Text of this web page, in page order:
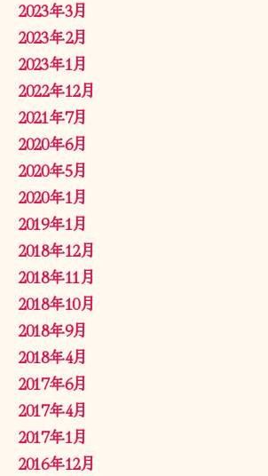
2023年3月
2023年2月
2023年1月
2022年12月
2021年7月
2020年6月
2020年5月
2020年1月
2019年1月
2018年12月
2018年11月
2018年10月
2018年9月
2018年4月
2017年6月
2017年4月
2017年1月
2016年12月